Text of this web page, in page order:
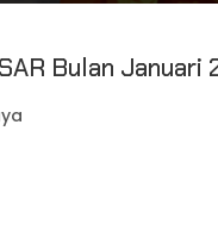
Bulan Januari